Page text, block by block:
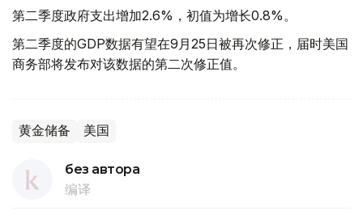
第二季度政府支出增加2.6%，初值为增长0.8%。
第二季度的GDP数据有望在9月25日被再次修正，届时美国
商务部将发布对该数据的第二次修正值。
黄金储备 美国
без автора
编译